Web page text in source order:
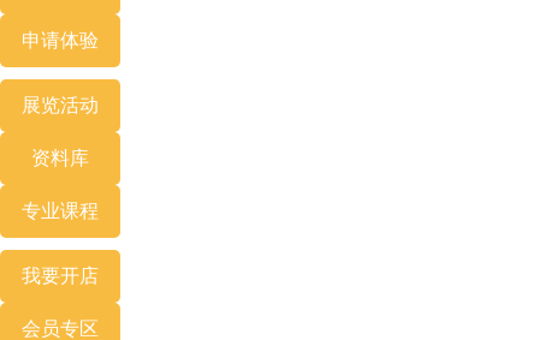
申请体验
展览活动
资料库
专业课程
我要开店
会员专区